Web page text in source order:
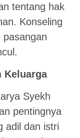
tentang hak
Konseling
pasangan
Keluarga
Syekh
pentingnya
adil dan istri